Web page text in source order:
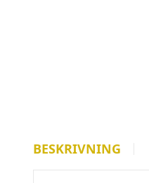
BESKRIVNING